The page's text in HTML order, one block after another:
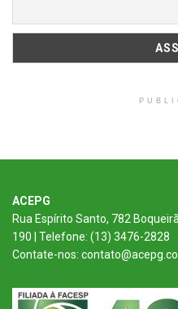
ACEPG
Rua Espírito Santo, 782
190 | Telefone: (13) 3476-2828
Contate-nos: